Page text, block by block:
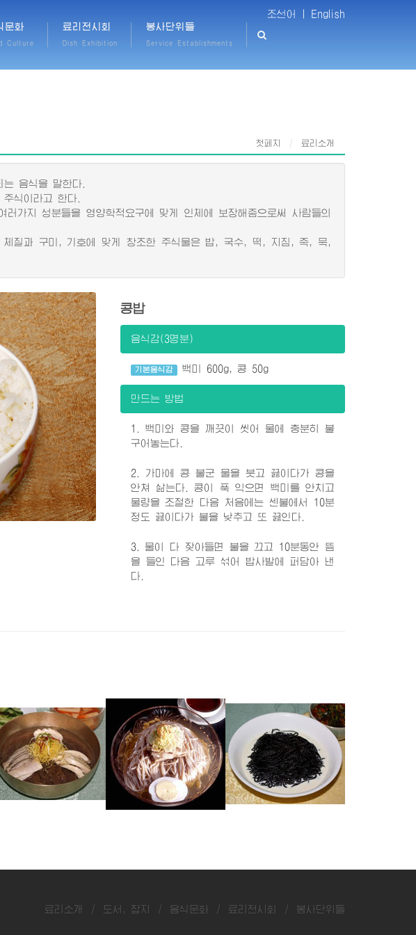
조선어 | English
문화
Culture
료리전시회
Dish Exhibition
봉사단위들
Service Establishments
첫페지 료리소개
음식을 말한다.
식이라고 한다.
가지 성분들을 영양학적요구에 맞게 인체에 보장해줌으로써 사람들의
질과 구미, 기호에 맞게 창조한 주식물은 밥, 국수, 떡, 지짐, 죽, 묵,
콩밥
음식감(3명분)
기본음식감 백미 600g, 콩 50g
만드는 방법
1. 백미와 콩을 깨끗이 씻어 물에 충분히 불
구어놓는다.
2. 가마에 콩 불군 물을 붓고 끓이다가 콩을
안쳐 삶는다. 콩이 푹 익으면 백미를 안치고
물량을 조절한 다음 처음에는 센불에서 10분
정도 끓이다가 불을 낮추고 또 끓인다.
3. 물이 다 잦아들면 불을 끄고 10분동안 뜸
을 들인 다음 고루 섞어 밥사발에 퍼담아 낸
다.
료리소개 / 도서, 잡지 / 음식문화 / 료리전시회 / 봉사단위들